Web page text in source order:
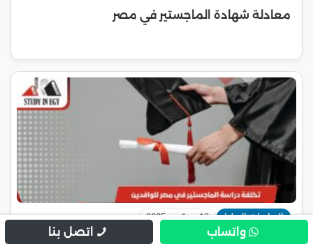
معادلة شهادة الماجستير في مصر
الدراسات العليا 18 سبتمبر 2025
تكلفة دراسة الماجستير في مصر للوافدين
واتساب اتصل بنا